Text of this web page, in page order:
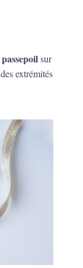
sur
extrémités